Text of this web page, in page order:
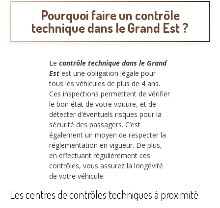
Pourquoi faire un contrôle
technique dans le Grand Est ?
Le contrôle technique dans le Grand
Est est une obligation légale pour
tous les véhicules de plus de 4 ans.
Ces inspections permettent de vérifier
le bon état de votre voiture, et de
détecter d’éventuels risques pour la
sécurité des passagers. C’est
également un moyen de respecter la
réglementation en vigueur. De plus,
en effectuant régulièrement ces
contrôles, vous assurez la longévité
de votre véhicule.
Les centres de contrôles techniques à proximité